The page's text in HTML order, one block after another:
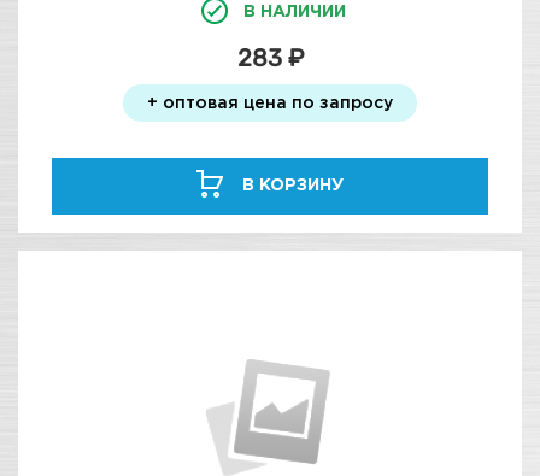
В НАЛИЧИИ
283 ₽
+ оптовая цена по запросу
В КОРЗИНУ